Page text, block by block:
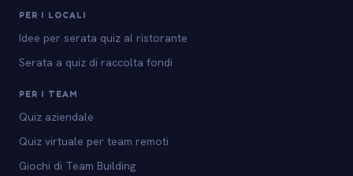
PER I LOCALI
Idee per serata quiz al ristorante
Serata a quiz di raccolta fondi
PER I TEAM
Quiz aziendale
Quiz virtuale per team remoti
Giochi di Team Building